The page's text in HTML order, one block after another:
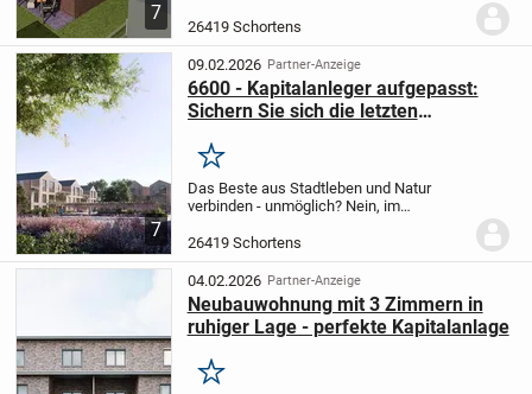
7
Wohnfläche ein komfortables und
energieeffizientes Zuhause.Gelegen in
zentraler, aber...
26419 Schortens
7
09.02.2026 Partner-Anzeige
6600 - Kapitalanleger aufgepasst:
Sichern Sie sich die letzten
Popen
Merken
Das Beste aus Stadtleben und Natur
verbinden - unmöglich? Nein, im
Nordseeku?ste im schönen Schortens
gelegen, wird der Traum zur
Wirklichkeit.Hier entsteht...
26419 Schortens
04.02.2026 Partner-Anzeige
Neubauwohnung mit 3 Zimmern in
ruhiger Lage - perfekte Kapitalanlage
Merken